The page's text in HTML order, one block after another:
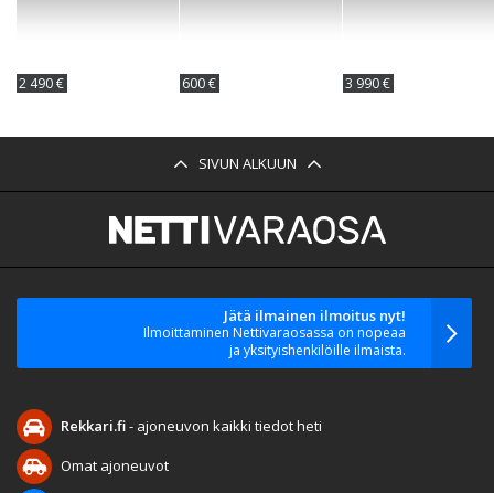
2 490 € 600 € 3 990 €
SIVUN ALKUUN
Jätä ilmainen ilmoitus nyt!
Ilmoittaminen Nettivaraosassa on nopeaa
ja yksityishenkilöille ilmaista.
Rekkari.fi- ajoneuvon kaikki tiedot heti
Omat ajoneuvot